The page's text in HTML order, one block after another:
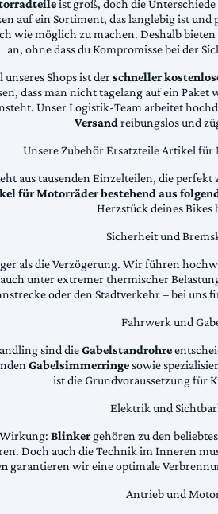
ist groß, doch die Unterschiede
auf ein Sortiment, das langlebig ist und
wie möglich zu machen. Deshalb
an, ohne dass du Kompromisse bei der
Shops ist derschneller
dass man nicht tagelang auf ein
Unser Logistik-Team arbeitet
Versandreibungslos und
Unsere Zubehör Ersatzteile Artikel
aus tausenden Einzelteilen, die perfekt
für Motorräder bestehend aus
Herzstück deines Bikes
Sicherheit und
als die Verzögerung. Wir führen
unter extremer thermischer
oder den Stadtverkehr – bei uns
Fahrwerk und
sind dieGabelstandrohre
Gabelsimmerringesowie
ist die Grundvoraussetzung für
Elektrik und
Blinker gehören zu den
Doch auch die Technik im Inneren
garantieren wir eine optimale
Antrieb und